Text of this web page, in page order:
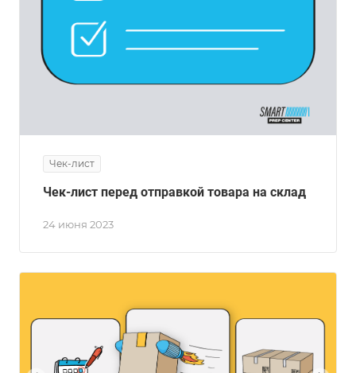
Чек-лист
24 июня 2023
Чек-лист перед отправкой товара на склад